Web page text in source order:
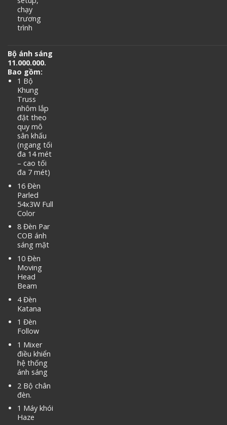
chạy
trương
trình
Bộ ánh sáng
11.000.000.
Bao gồm:
1 Bộ
Khung
Truss
nhôm lắp
đặt theo
quy mô
sân khấu
(ngang tối
đa 14 mét
– cao tối
đa 7 mét)
16 Đèn
Parled
54x3W Full
Color
8 Đèn Par
COB ánh
sáng mặt
10 Đèn
Moving
Head
Beam
4 Đèn
Katana
1 Đèn
Follow
1 Mixer
điều khiển
hệ thống
ánh sáng
2 Bộ chân
đèn.
1 Máy khói
Haze